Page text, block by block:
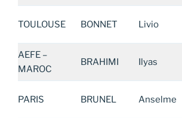
TOULOUSE BONNET Livio
AEFE –
MAROC
BRAHIMI Ilyas
PARIS BRUNEL Anselme